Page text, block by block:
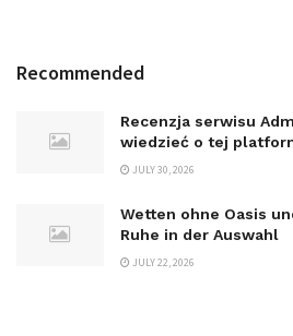
Recommended
Recenzja serwisu
wiedzieć o tej
JULY 30, 2026
Wetten ohne Oasis
Ruhe in der Auswahl
JULY 22, 2026